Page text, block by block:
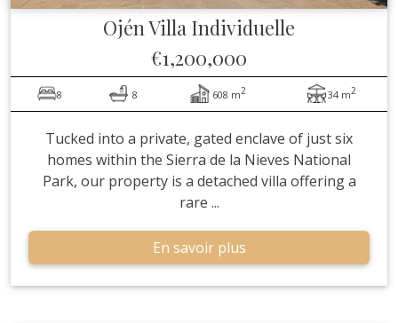
Ojén Villa Individuelle
€1,200,000
8 8 608 m2 34 m2
Tucked into a private, gated enclave of just six
homes within the Sierra de la Nieves National
Park, our property is a detached villa offering a
rare ...
En savoir plus